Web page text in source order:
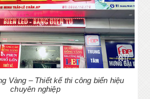
Vàng – Thiết kế thi công biển hiệu
chuyên nghiệp